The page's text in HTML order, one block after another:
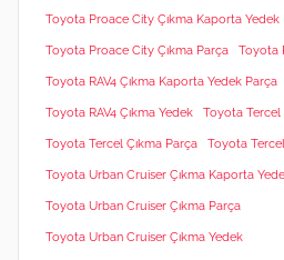
Toyota Proace City Çıkma Kaporta Yedek
Toyota Proace City Çıkma Parça Toyota
Toyota RAV4 Çıkma Kaporta Yedek Parça
Toyota RAV4 Çıkma Yedek Toyota Tercel
Toyota Tercel Çıkma Parça Toyota
Toyota Urban Cruiser Çıkma Kaporta
Toyota Urban Cruiser Çıkma Parça
Toyota Urban Cruiser Çıkma Yedek